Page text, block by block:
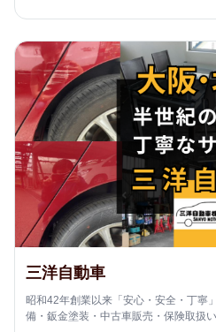
三洋自動車
昭和42年創業以来「安心・安全・丁寧
備・鈑金塗装・中古車販売・保険取扱